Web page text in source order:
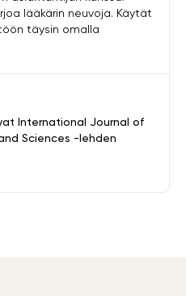
International Journal of
Sciences -lehden
lääkärin neuvoja. Käytät
täysin omalla